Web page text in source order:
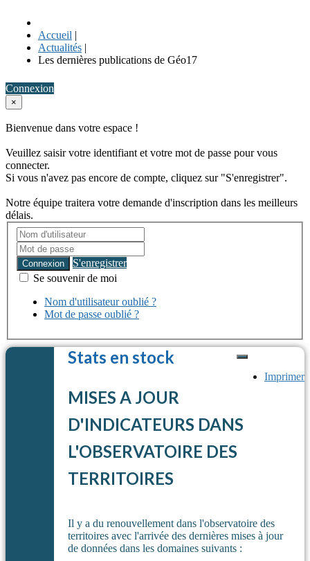
Accueil |
Actualités |
Les dernières publications de Géo17
Connexion
×
Bienvenue dans votre espace !
Veuillez saisir votre identifiant et votre mot de passe pour vous
connecter.
Si vous n'avez pas encore de compte, cliquez sur "S'enregistrer".
Notre équipe traitera votre demande d'inscription dans les meilleurs
délais.
Connexion
S'enregistrer
Se souvenir de moi
Nom d'utilisateur oublié ?
Mot de passe oublié ?
Imprimer
Stats en stock
MISES A JOUR
D'INDICATEURS DANS
L'OBSERVATOIRE DES
TERRITOIRES
Il y a du renouvellement dans l'observatoire des
territoires avec l'arrivée des dernières mises à jour
de données dans les domaines suivants :